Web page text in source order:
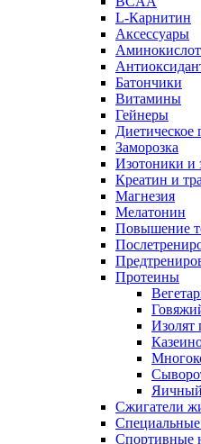
L-Карнитин
Аксессуары
Батончики
Витамины
Гейнеры
Диетическое
Заморозка
Изотоники и
Креатин и
Магнезия
Мелатонин
Повышение
Протеины
Изолят
Сжигатели
Спортивные